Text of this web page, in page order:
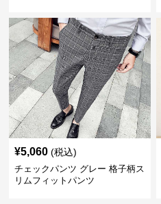
¥5,060 (税込)
チェックパンツ グレー 格子柄ス
リムフィットパンツ